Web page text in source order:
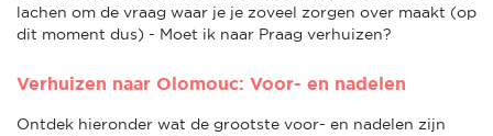
lachen om de vraag waar je je zoveel zorgen over maakt (op
dit moment dus) - Moet ik naar Praag verhuizen?
Verhuizen naar Olomouc: Voor- en nadelen
Ontdek hieronder wat de grootste voor- en nadelen zijn